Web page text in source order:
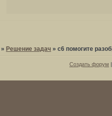
»Решение задач »с6 помогите
Создать форум